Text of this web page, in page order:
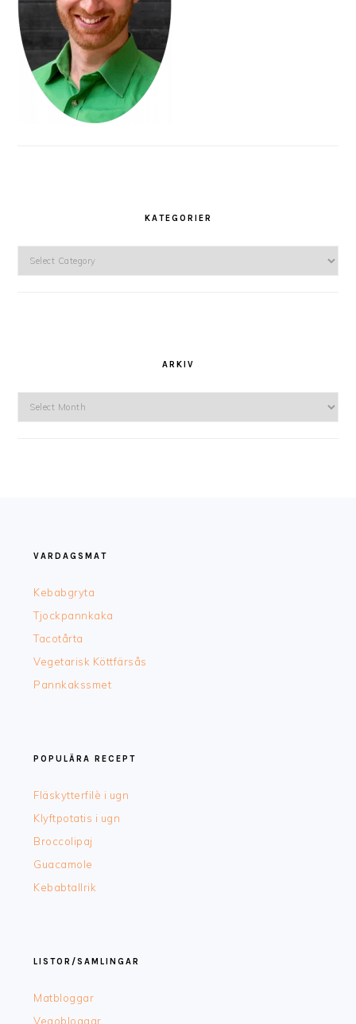
KATEGORIER
ARKIV
VARDAGSMAT
Kebabgryta
Tjockpannkaka
Tacotårta
Vegetarisk Köttfärsås
Pannkakssmet
POPULÄRA RECEPT
Fläskytterfilè i ugn
Klyftpotatis i ugn
Broccolipaj
Guacamole
Kebabtallrik
LISTOR/SAMLINGAR
Matbloggar
Vegobloggar